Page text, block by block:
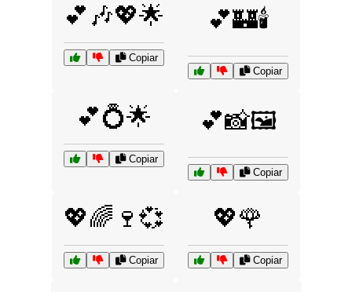
💕🎶💖🌟
Copiar
💕🏰🕯️
Copiar
💕💍🌟
Copiar
💕📸🖼️
Copiar
💖🌈🍷💞
Copiar
💖🌹
Copiar